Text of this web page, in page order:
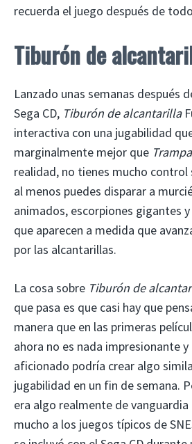
recuerda el juego después de
Tiburón de
Lanzado unas semanas después
Sega CD, Tiburón de alcantarilla
interactiva con una jugabilidad
marginalmente mejor que
realidad, no tienes mucho control
al menos puedes disparar a
animados, escorpiones gigantes
que aparecen a medida que
por las alcantarillas.
La cosa sobre Tiburón de
que pasa es que casi hay que
manera que en las primeras
ahora no es nada impresionante
aficionado podría crear algo
jugabilidad en un fin de semana.
era algo realmente de vanguardia
mucho a los juegos típicos de